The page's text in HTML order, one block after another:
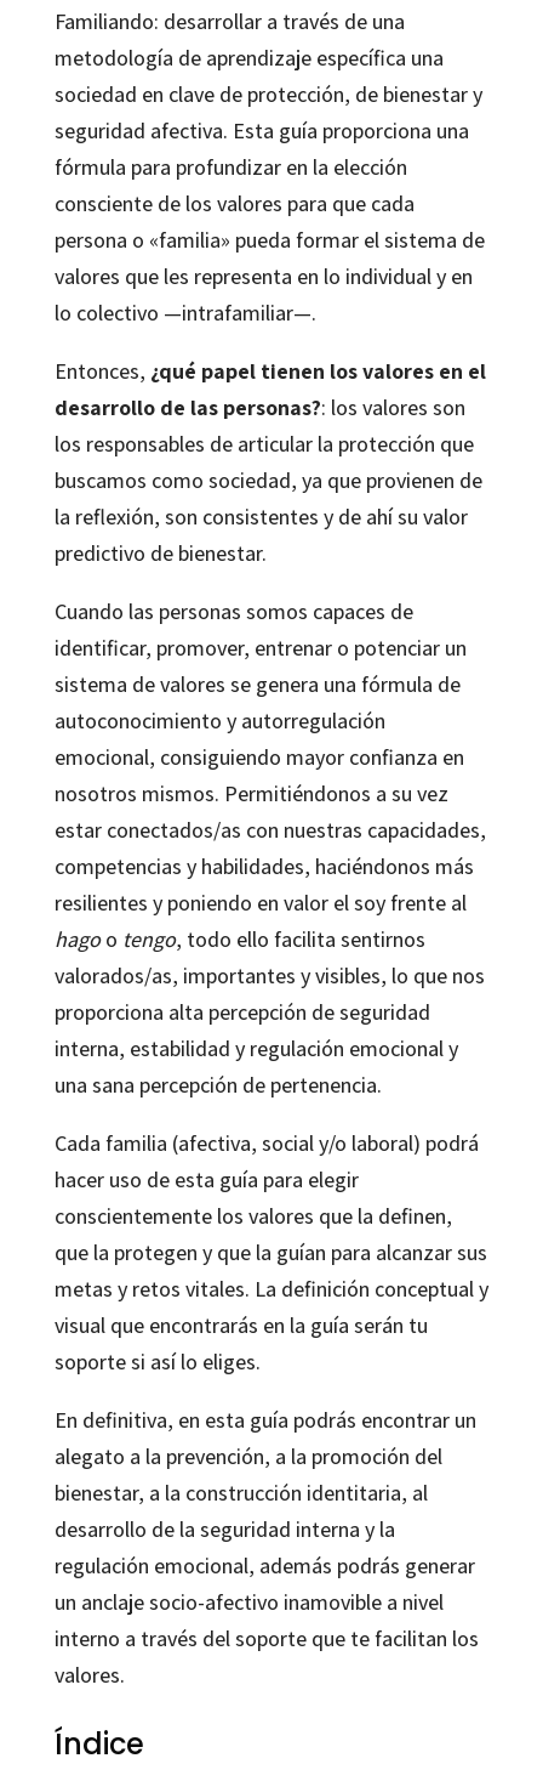
Familiando: desarrollar a través de una
metodología de aprendizaje específica una
sociedad en clave de protección, de bienestar y
seguridad afectiva. Esta guía proporciona una
fórmula para profundizar en la elección
consciente de los valores para que cada
persona o «familia» pueda formar el sistema de
valores que les representa en lo individual y en
lo colectivo —intrafamiliar—.
Entonces, ¿qué papel tienen los valores en el
desarrollo de las personas?: los valores son
los responsables de articular la protección que
buscamos como sociedad, ya que provienen de
la reflexión, son consistentes y de ahí su valor
predictivo de bienestar.
Cuando las personas somos capaces de
identificar, promover, entrenar o potenciar un
sistema de valores se genera una fórmula de
autoconocimiento y autorregulación
emocional, consiguiendo mayor confianza en
nosotros mismos. Permitiéndonos a su vez
estar conectados/as con nuestras capacidades,
competencias y habilidades, haciéndonos más
resilientes y poniendo en valor el soy frente al
hagoo tengo, todo ello facilita sentirnos
valorados/as, importantes y visibles, lo que nos
proporciona alta percepción de seguridad
interna, estabilidad y regulación emocional y
una sana percepción de pertenencia.
Cada familia (afectiva, social y/o laboral) podrá
hacer uso de esta guía para elegir
conscientemente los valores que la definen,
que la protegen y que la guían para alcanzar sus
metas y retos vitales. La definición conceptual y
visual que encontrarás en la guía serán tu
soporte si así lo eliges.
En definitiva, en esta guía podrás encontrar un
alegato a la prevención, a la promoción del
bienestar, a la construcción identitaria, al
desarrollo de la seguridad interna y la
regulación emocional, además podrás generar
un anclaje socio-afectivo inamovible a nivel
interno a través del soporte que te facilitan los
valores.
Índice